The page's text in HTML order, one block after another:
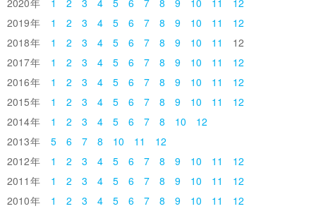
2019
1 2 3 4 5 6 7 8 9 10 11
12
2018
1 2 3 4 5 6 7 8 9 10 11
12
2017
1 2 3 4 5 6 7 8 9 10 11
12
2016
1 2 3 4 5 6 7 8 9 10 11
12
2015
1 2 3 4 5 6 7 8 9 10 11
12
2014
1 2 3 4 5 6 7 8 10
12
2013
5 6 7 8 10 11
12
2012
1 2 3 4 5 6 7 8 9 10 11
12
2011
1 2 3 4 5 6 7 8 9 10 11
12
2010
1 2 3 4 5 6 7 8 9 10 11
12